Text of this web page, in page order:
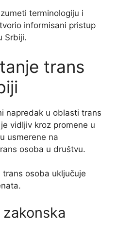
terminologiju i
informisani pristup
Srbiji.
trans
napredak u oblasti trans
vidljiv kroz promene u
usmerene na
osoba u društvu.
osoba uključuje